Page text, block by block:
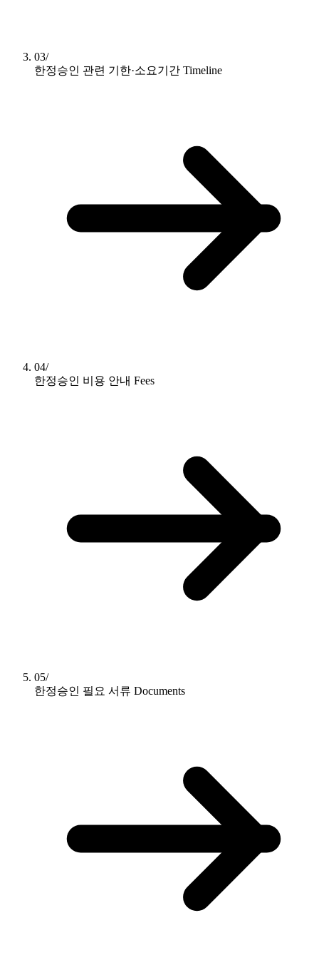
03/
한정승인 관련 기한·소요기간 Timeline
04/
한정승인 비용 안내 Fees
05/
한정승인 필요 서류 Documents